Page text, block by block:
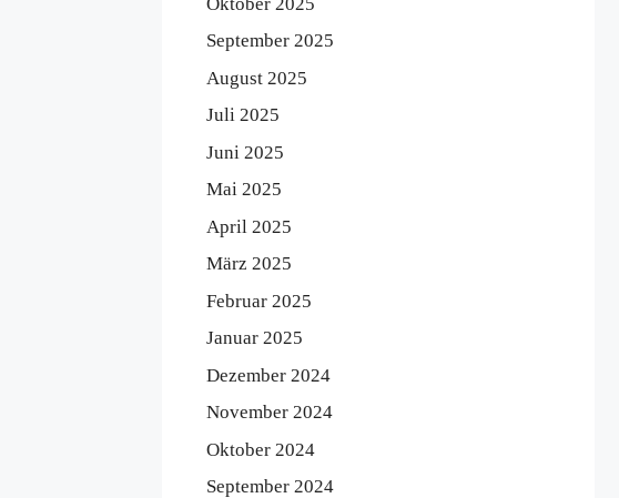
September 2025
August 2025
Juli 2025
Juni 2025
Mai 2025
April 2025
März 2025
Februar 2025
Januar 2025
Dezember 2024
November 2024
Oktober 2024
September 2024